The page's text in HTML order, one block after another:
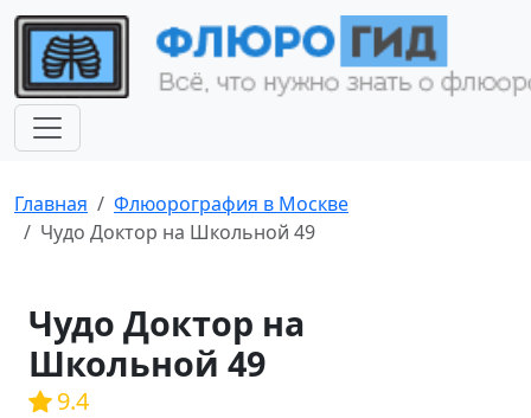
Главная
Флюорография в Москве
Чудо Доктор на Школьной 49
Чудо Доктор на
Школьной 49
9.4